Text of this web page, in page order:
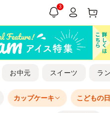
3
お中元 スイーツ ラ
カップケーキ こどもの